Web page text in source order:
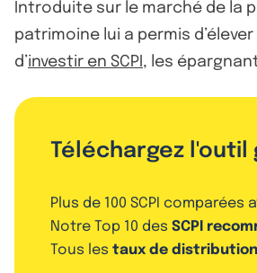
Introduite sur le marché de la
patrimoine lui a permis
d’investir en SCPI , les
Téléchargez
Plus de 100 SCPI
Notre Top 10 des SCPI
Tous les taux de